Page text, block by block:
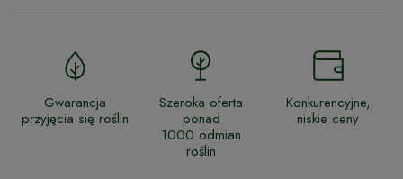
Gwarancja
przyjęcia się roślin
Szeroka oferta
ponad
1000 odmian
roślin
Konkurencyjne,
niskie ceny